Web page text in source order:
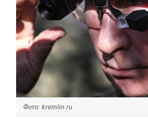
Фото: kremlin.ru